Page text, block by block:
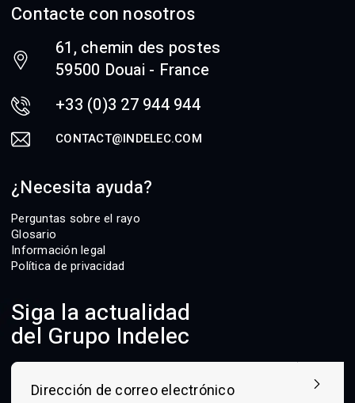
Contacte con nosotros
61, chemin des postes
59500 Douai - France
+33 (0)3 27 944 944
CONTACT@INDELEC.COM
¿Necesita ayuda?
Perguntas sobre el rayo
Glosario
Información legal
Política de privacidad
Siga la actualidad
del Grupo Indelec